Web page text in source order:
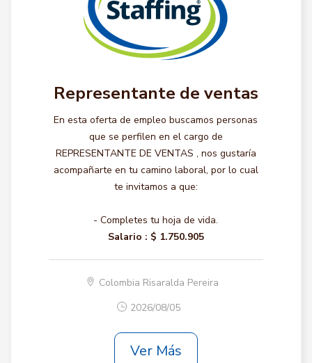
Representante de ventas
En esta oferta de empleo buscamos personas
que se perfilen en el cargo de
REPRESENTANTE DE VENTAS , nos gustaría
acompañarte en tu camino laboral, por lo cual
te invitamos a que:
- Completes tu hoja de vida.
Salario : $ 1.750.905
Colombia Risaralda Pereira
2026/08/05
Ver Más